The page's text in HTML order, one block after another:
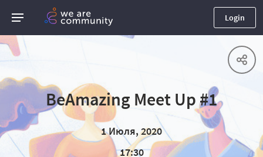
Login
BeAmazing Meet Up #1
1 Июля, 2020
17:30